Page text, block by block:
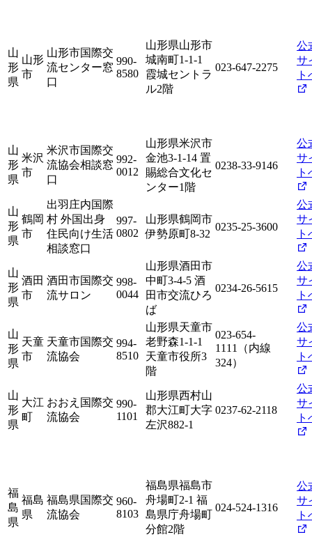
山
形
県
山形
市
山形市国際交
流センター窓
口
990-
8580
山形県山形市
城南町1-1-1
霞城セントラ
ル2階
023-647-2275
公
サ
ト
山
形
県
米沢
市
米沢市国際交
流協会相談窓
口
992-
0012
山形県米沢市
金池3-1-14 置
賜総合文化セ
ンター1階
0238-33-9146
公
サ
ト
山
形
県
鶴岡
市
出羽庄内国際
村 外国出身
住民向け生活
相談窓口
997-
0802
山形県鶴岡市
伊勢原町8-32
0235-25-3600
公
サ
ト
山
形
県
酒田
市
酒田市国際交
流サロン
998-
0044
山形県酒田市
中町3-4-5 酒
田市交流ひろ
ば
0234-26-5615
公
サ
ト
山
形
県
天童
市
天童市国際交
流協会
994-
8510
山形県天童市
老野森1-1-1
天童市役所3
階
023-654-
1111（内線
324）
公
サ
ト
山
形
県
大江
町
おおえ国際交
流協会
990-
1101
山形県西村山
郡大江町大字
左沢882-1
0237-62-2118
公
サ
ト
福
島
県
福島
県
福島県国際交
流協会
960-
8103
福島県福島市
舟場町2-1 福
島県庁舟場町
分館2階
024-524-1316
公
サ
ト